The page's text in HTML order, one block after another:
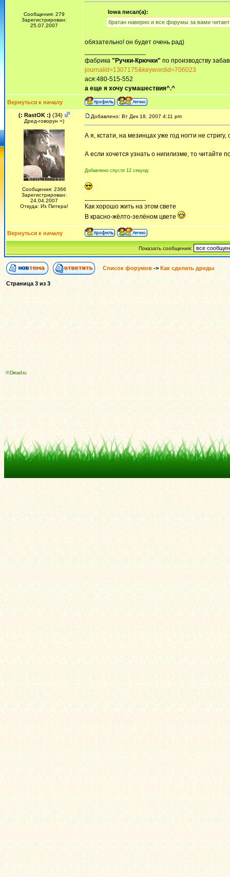
Сообщения: 279
Зарегистрирован:
25.07.2007
Iowa писал(а):
братан наверно и все форумы за вами
обязательно! он будет очень рад)
фабрика "Ручки-Крючки" по производству
journalid=1307175&keywordid=706023
ася:480-515-552
а еще я хочу сумашествия^.^
Вернуться к началу
(: RastOK :) (34)
Дред-говорун =)
Сообщения: 2366
Зарегистрирован:
24.04.2007
Откуда: Из Питера!
Добавлено: Вт Дек 18, 2007 4:11 pm
А я, кстати, на мезинцах уже год ногти не
А если хочется узнать о нигилизме, то читайте
Добавлено спустя 12 секунд:
Как хорошо жить на этом свете
В красно-жёлто-зелёном цвете
Вернуться к началу
Показать сообщения:
Список форумов ->Как сделать дреды
Страница 3из 3
© Dread.ru